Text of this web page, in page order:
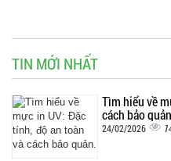
TIN MỚI NHẤT
Tìm hiểu về
cách bảo
24/02/2026